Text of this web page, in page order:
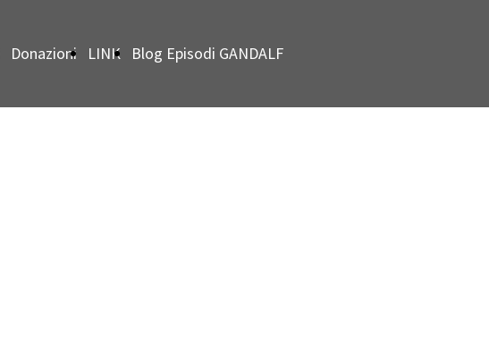
Donazioni LINK Blog Episodi GANDALF